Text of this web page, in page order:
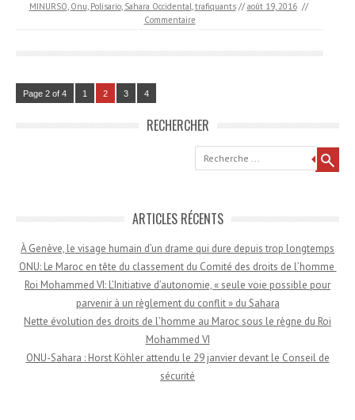
MINURSO, Onu, Polisario, Sahara Occidental,trafiquants // août 19, 2016 //
Commentaire
Page 2 of 4 1 2 3 4
RECHERCHER
Recherche
ARTICLES RÉCENTS
À Genève, le visage humain d’un drame qui dure depuis trop longtemps
ONU: Le Maroc en tête du classement du Comité des droits de l’homme
Roi Mohammed VI: L’Initiative d’autonomie, « seule voie possible pour
parvenir à un règlement du conflit » du Sahara
Nette évolution des droits de l’homme au Maroc sous le règne du Roi
Mohammed VI
ONU-Sahara : Horst Köhler attendu le 29 janvier devant le Conseil de
sécurité